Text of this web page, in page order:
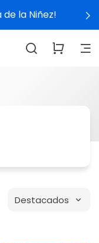
la Niñez!
Destacados